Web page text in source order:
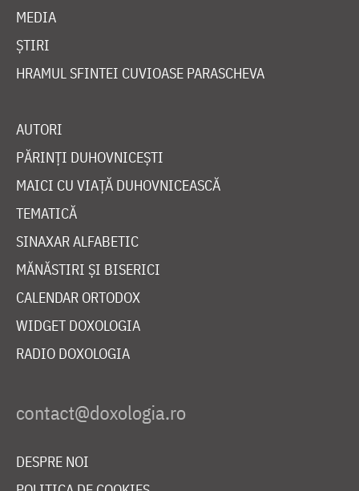
MEDIA
ȘTIRI
HRAMUL SFINTEI CUVIOASE PARASCHEVA
AUTORI
PĂRINȚI DUHOVNICEȘTI
MAICI CU VIAȚĂ DUHOVNICEASCĂ
TEMATICĂ
SINAXAR ALFABETIC
MĂNĂSTIRI ȘI BISERICI
CALENDAR ORTODOX
WIDGET DOXOLOGIA
RADIO DOXOLOGIA
DESPRE NOI